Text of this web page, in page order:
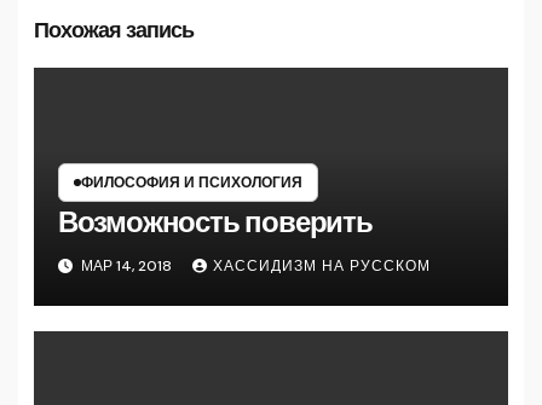
Похожая запись
ФИЛОСОФИЯ И ПСИХОЛОГИЯ
Возможность поверить
МАР 14, 2018 ХАССИДИЗМ НА РУССКОМ